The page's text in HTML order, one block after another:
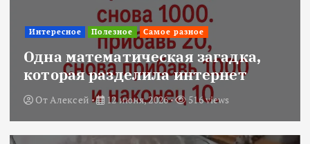
Интересное Полезное Самое разное
Одна математическая загадка,
которая разделила интернет
ОтАлексей 12 июня, 2026 516 views